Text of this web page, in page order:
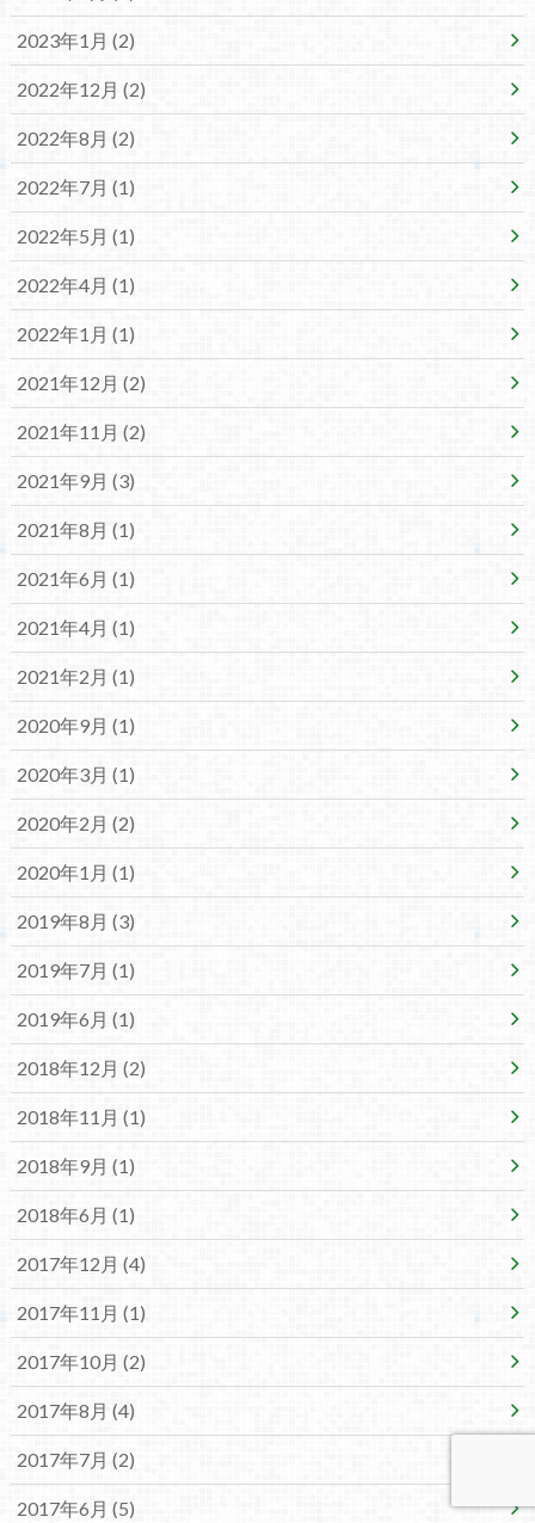
2023年1月 (2)
2022年12月 (2)
2022年8月 (2)
2022年7月 (1)
2022年5月 (1)
2022年4月 (1)
2022年1月 (1)
2021年12月 (2)
2021年11月 (2)
2021年9月 (3)
2021年8月 (1)
2021年6月 (1)
2021年4月 (1)
2021年2月 (1)
2020年9月 (1)
2020年3月 (1)
2020年2月 (2)
2020年1月 (1)
2019年8月 (3)
2019年7月 (1)
2019年6月 (1)
2018年12月 (2)
2018年11月 (1)
2018年9月 (1)
2018年6月 (1)
2017年12月 (4)
2017年11月 (1)
2017年10月 (2)
2017年8月 (4)
2017年7月 (2)
2017年6月 (5)